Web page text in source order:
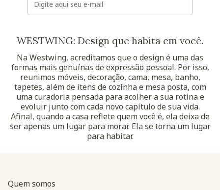
WESTWING: Design que habita em você.
Na Westwing, acreditamos que o design é uma das
formas mais genuínas de expressão pessoal. Por isso,
reunimos móveis, decoração, cama, mesa, banho,
tapetes, além de itens de cozinha e mesa posta, com
uma curadoria pensada para acolher a sua rotina e
evoluir junto com cada novo capítulo de sua vida.
Afinal, quando a casa reflete quem você é, ela deixa de
ser apenas um lugar para morar. Ela se torna um lugar
para habitar.
Quem somos